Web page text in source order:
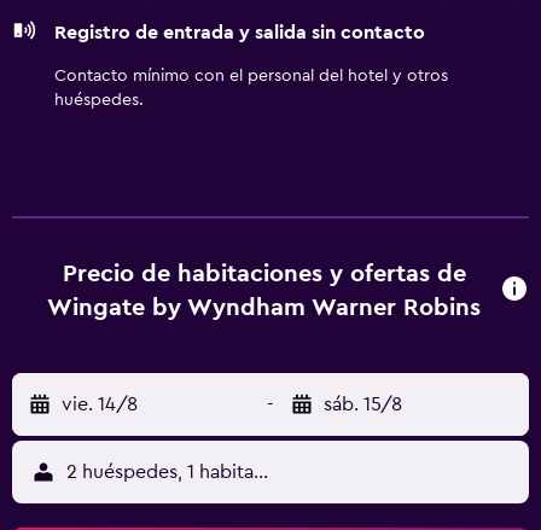
servicios de ocio y esparcimiento en este hotel incluyen
una piscina cubierta y gimnasio abierto las 24 horas.
Registro de entrada y salida sin contacto
Contacto mínimo con el personal del hotel y otros
huéspedes.
Precio de habitaciones y ofertas de
Wingate by Wyndham Warner Robins
vie. 14/8 - sáb. 15/8
2 huéspedes, 1 habitación